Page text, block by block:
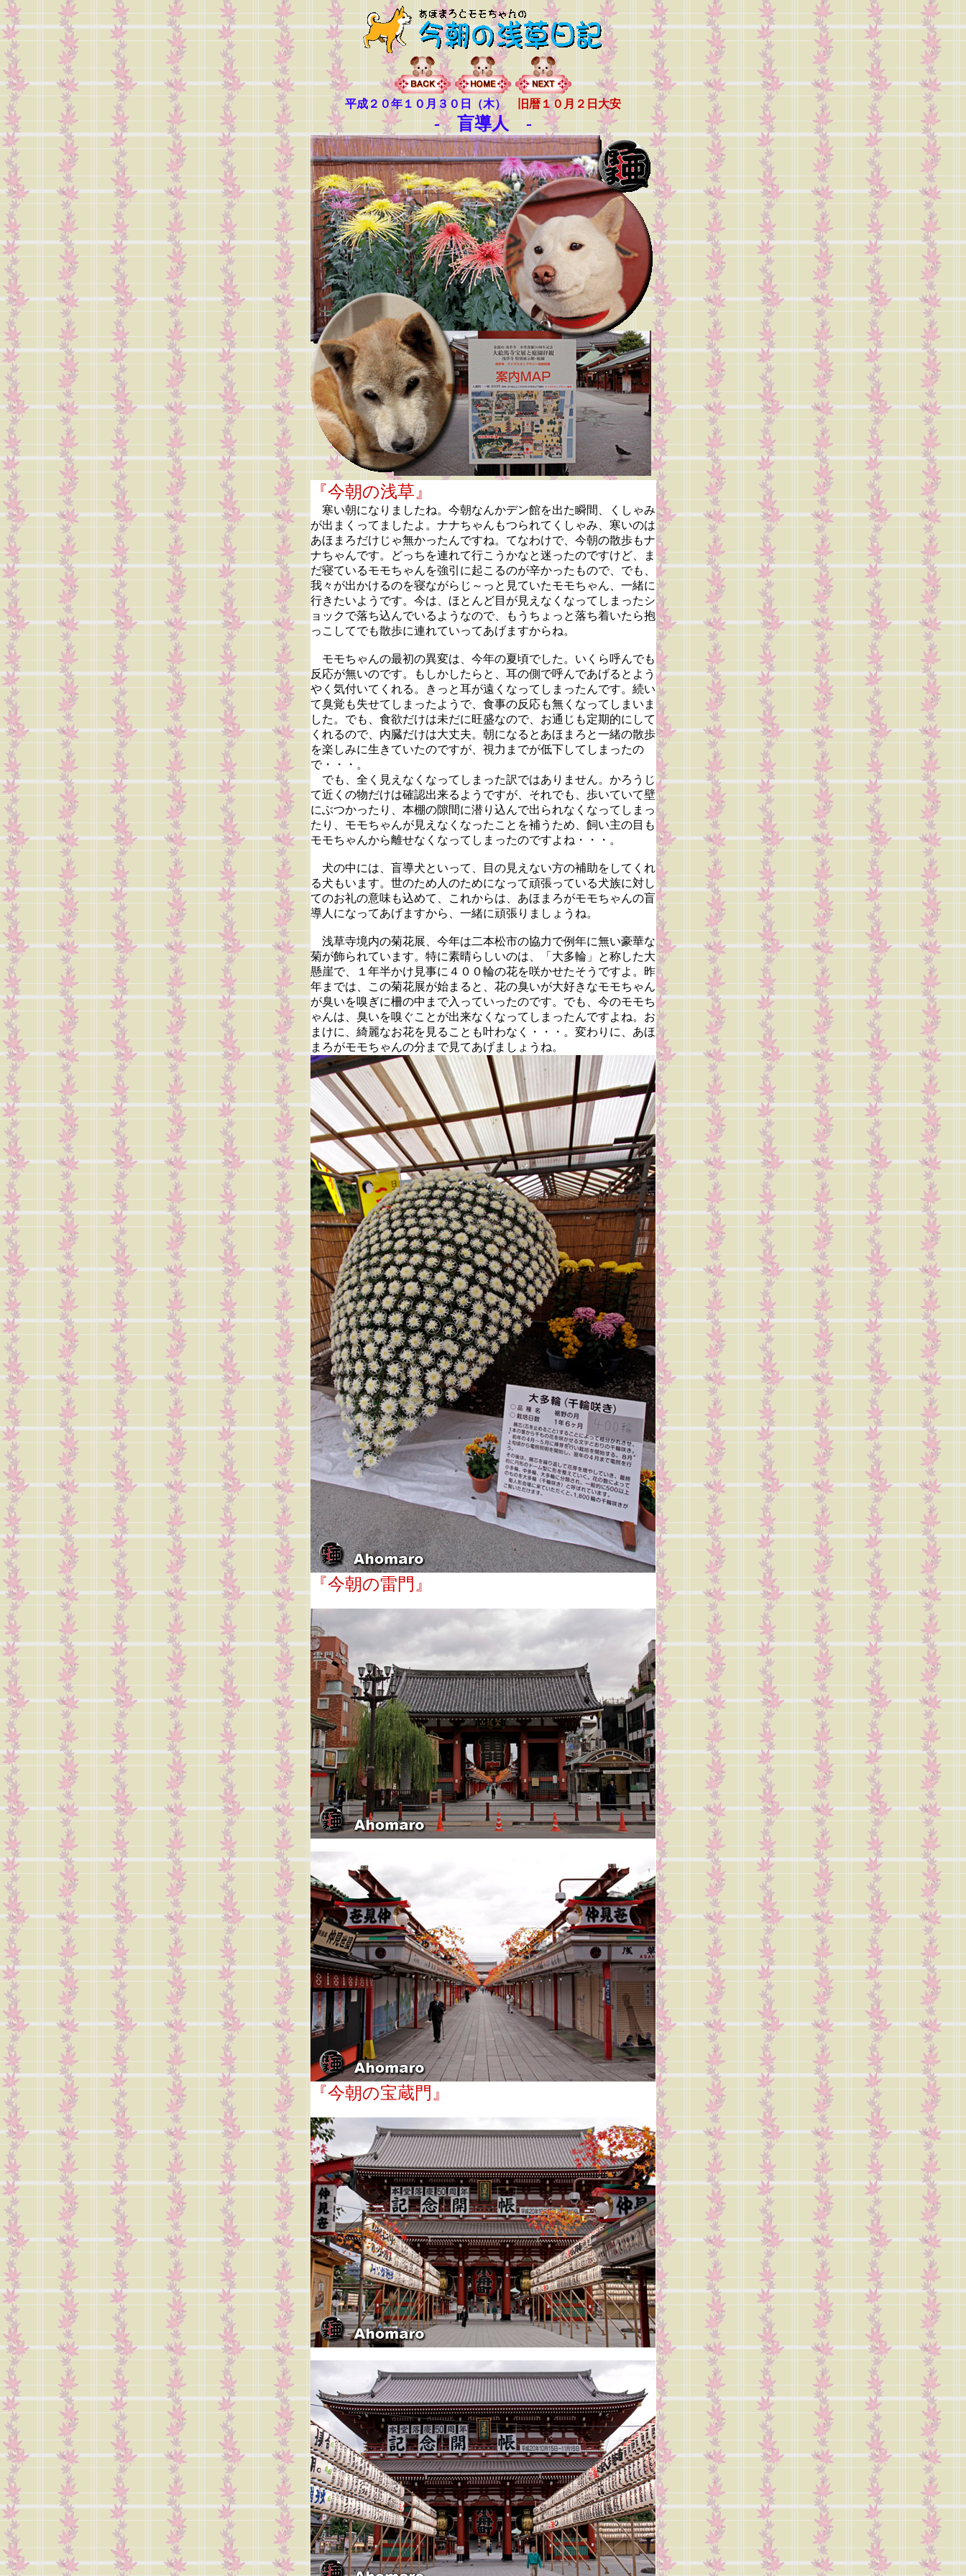
平成２０年１０月３０日（木） 旧暦１０月２日大安
- 盲導人-
『今朝の浅草』
寒い朝になりましたね。今朝なんかデン館を出た瞬間、くしゃみ
が出まくってましたよ。ナナちゃんもつられてくしゃみ、寒いのは
あほまろだけじゃ無かったんですね。てなわけで、今朝の散歩もナ
ナちゃんです。どっちを連れて行こうかなと迷ったのですけど、ま
だ寝ているモモちゃんを強引に起こるのが辛かったもので、でも、
我々が出かけるのを寝ながらじ～っと見ていたモモちゃん、一緒に
行きたいようです。今は、ほとんど目が見えなくなってしまったシ
ョックで落ち込んでいるようなので、もうちょっと落ち着いたら抱
っこしてでも散歩に連れていってあげますからね。
モモちゃんの最初の異変は、今年の夏頃でした。いくら呼んでも
反応が無いのです。もしかしたらと、耳の側で呼んであげるとよう
やく気付いてくれる。きっと耳が遠くなってしまったんです。続い
て臭覚も失せてしまったようで、食事の反応も無くなってしまいま
した。でも、食欲だけは未だに旺盛なので、お通じも定期的にして
くれるので、内臓だけは大丈夫。朝になるとあほまろと一緒の散歩
を楽しみに生きていたのですが、視力までが低下してしまったの
で・・・。
でも、全く見えなくなってしまった訳ではありません。かろうじ
て近くの物だけは確認出来るようですが、それでも、歩いていて壁
にぶつかったり、本棚の隙間に潜り込んで出られなくなってしまっ
たり、モモちゃんが見えなくなったことを補うため、飼い主の目も
モモちゃんから離せなくなってしまったのですよね・・・。
犬の中には、盲導犬といって、目の見えない方の補助をしてくれ
る犬もいます。世のため人のためになって頑張っている犬族に対し
てのお礼の意味も込めて、これからは、あほまろがモモちゃんの盲
導人になってあげますから、一緒に頑張りましょうね。
浅草寺境内の菊花展、今年は二本松市の協力で例年に無い豪華な
菊が飾られています。特に素晴らしいのは、「大多輪」と称した大
懸崖で、１年半かけ見事に４００輪の花を咲かせたそうですよ。昨
年までは、この菊花展が始まると、花の臭いが大好きなモモちゃん
が臭いを嗅ぎに柵の中まで入っていったのです。でも、今のモモち
ゃんは、臭いを嗅ぐことが出来なくなってしまったんですよね。お
まけに、綺麗なお花を見ることも叶わなく・・・。変わりに、あほ
まろがモモちゃんの分まで見てあげましょうね。
『今朝の雷門』
『今朝の宝蔵門』